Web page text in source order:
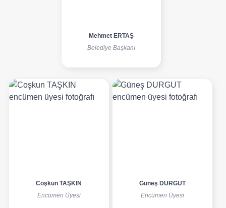
Mehmet ERTAŞ
Belediye Başkanı
Coşkun TAŞKIN
Encümen Üyesi
Güneş DURGUT
Encümen Üyesi